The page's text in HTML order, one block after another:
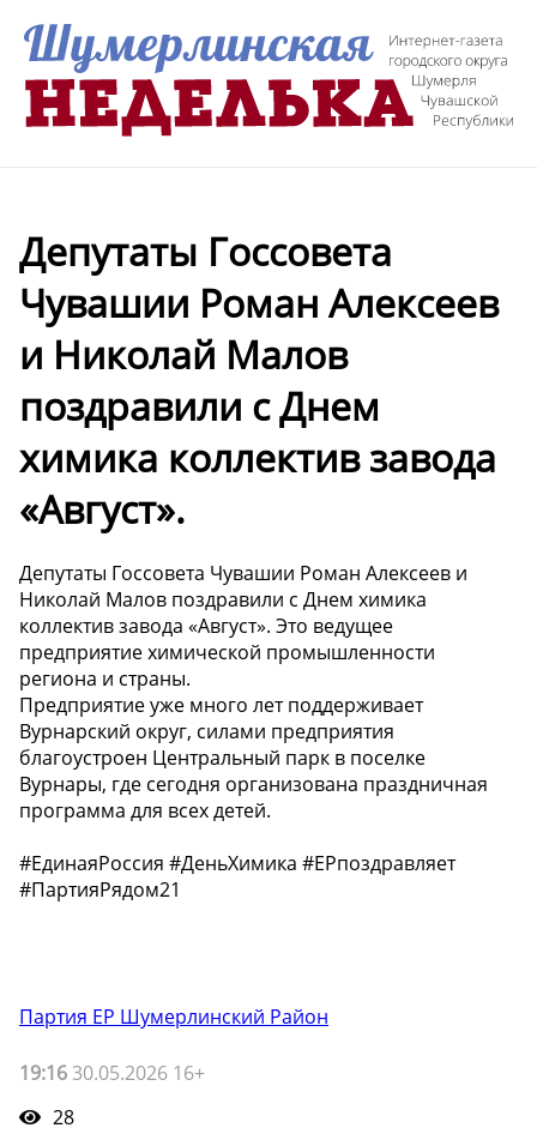
Депутаты Госсовета
Чувашии Роман Алексеев
и Николай Малов
поздравили с Днем
химика коллектив завода
«Август».
Депутаты Госсовета Чувашии Роман Алексеев и
Николай Малов поздравили с Днем химика
коллектив завода «Август». Это ведущее
предприятие химической промышленности
региона и страны.
Предприятие уже много лет поддерживает
Вурнарский округ, силами предприятия
благоустроен Центральный парк в поселке
Вурнары, где сегодня организована праздничная
программа для всех детей.
#ЕдинаяРоссия #ДеньХимика #ЕРпоздравляет
#ПартияРядом21
Партия ЕР Шумерлинский Район
19:16 30.05.2026 16+
28